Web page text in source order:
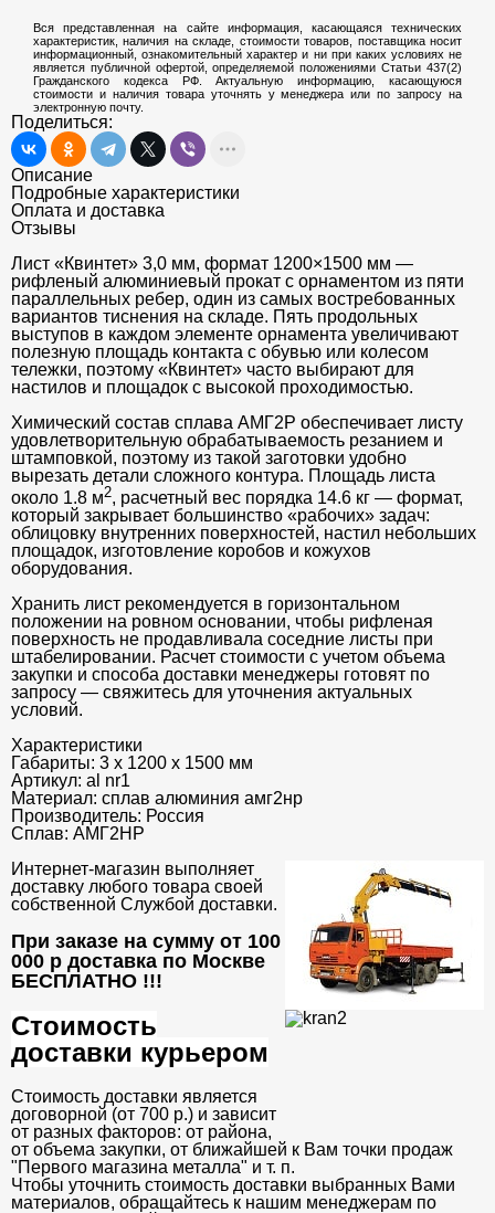
Вся представленная на сайте информация, касающаяся технических
характеристик, наличия на складе, стоимости товаров, поставщика носит
информационный, ознакомительный характер и ни при каких условиях не
является публичной офертой, определяемой положениями Статьи 437(2)
Гражданского кодекса РФ. Актуальную информацию, касающуюся
стоимости и наличия товара уточнять у менеджера или по запросу на
электронную почту.
Поделиться:
Описание
Подробные характеристики
Оплата и доставка
Отзывы
Лист «Квинтет» 3,0 мм, формат 1200×1500 мм —
рифленый алюминиевый прокат с орнаментом из пяти
параллельных ребер, один из самых востребованных
вариантов тиснения на складе. Пять продольных
выступов в каждом элементе орнамента увеличивают
полезную площадь контакта с обувью или колесом
тележки, поэтому «Квинтет» часто выбирают для
настилов и площадок с высокой проходимостью.
Химический состав сплава АМГ2Р обеспечивает листу
удовлетворительную обрабатываемость резанием и
штамповкой, поэтому из такой заготовки удобно
вырезать детали сложного контура. Площадь листа
около 1.8 м2, расчетный вес порядка 14.6 кг — формат,
который закрывает большинство «рабочих» задач:
облицовку внутренних поверхностей, настил небольших
площадок, изготовление коробов и кожухов
оборудования.
Хранить лист рекомендуется в горизонтальном
положении на ровном основании, чтобы рифленая
поверхность не продавливала соседние листы при
штабелировании. Расчет стоимости с учетом объема
закупки и способа доставки менеджеры готовят по
запросу — свяжитесь для уточнения актуальных
условий.
Характеристики
Габариты: 3 х 1200 х 1500 мм
Артикул: al nr1
Материал: сплав алюминия амг2нр
Производитель: Россия
Сплав: АМГ2НР
Интернет-магазин выполняет
доставку любого товара своей
собственной Службой доставки.
При заказе на сумму от 100
000 р доставка по Москве
БЕСПЛАТНО !!!
Стоимость
доставки курьером
Стоимость доставки является
договорной (от 700 р.) и зависит
от разных факторов: от района,
от объема закупки, от ближайшей к Вам точки продаж
"Первого магазина металла" и т. п.
Чтобы уточнить стоимость доставки выбранных Вами
материалов, обращайтесь к нашим менеджерам по